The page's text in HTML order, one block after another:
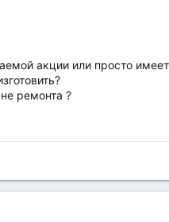
акции или просто
ремонта ?